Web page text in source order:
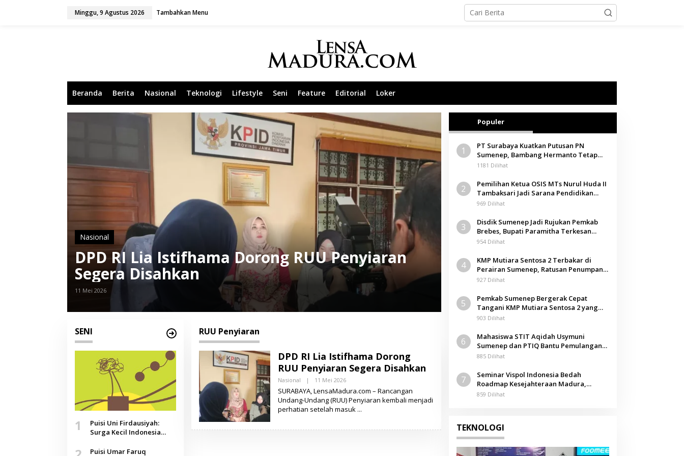
Minggu, 9 Agustus 2026 Tambahkan Menu
Beranda Berita Nasional Teknologi Lifestyle Seni Feature Editorial Loker
Nasional
DPD RI Lia Istifhama Dorong RUU Penyiaran
Segera Disahkan
11 Mei 2026
SENI
1
Puisi Uni Firdausiyah:
Surga Kecil Indonesia
Doa yang Jauh, Narasi
Puisi Umar Faruq
RUU Penyiaran
DPD RI Lia Istifhama Dorong
RUU Penyiaran Segera Disahkan
Nasional | 11 Mei 2026O
E
H
L
S
SURABAYA, LensaMadura.com – Rancangan
Undang-Undang (RUU) Penyiaran kembali menjadi
perhatian setelah masuk
Populer
1
PT Surabaya Kuatkan Putusan PN
Sumenep, Bambang Hermanto Tetap
Dinyatakan Pemilik Sah Tanah di
1181 Dilihat
2
Pemilihan Ketua OSIS MTs Nurul Huda II
Tambaksari Jadi Sarana Pendidikan
Demokrasi bagi Siswa
969 Dilihat
3
Disdik Sumenep Jadi Rujukan Pemkab
Brebes, Bupati Paramitha Terkesan
Pendidikan Berbasis Budaya
954 Dilihat
4
KMP Mutiara Sentosa 2 Terbakar di
Perairan Sumenep, Ratusan Penumpang
Dievakuasi
927 Dilihat
5
Pemkab Sumenep Bergerak Cepat
Tangani KMP Mutiara Sentosa 2 yang
Terbakar
903 Dilihat
6
Mahasiswa STIT Aqidah Usymuni
Sumenep dan PTIQ Bantu Pemulangan
Jenazah WNI Asal Aceh di Malaysia
885 Dilihat
7
Seminar Vispol Indonesia Bedah
Roadmap Kesejahteraan Madura,
Pendidikan dan Hilirisasi Jadi Kunci
859 Dilihat
TEKNOLOGI